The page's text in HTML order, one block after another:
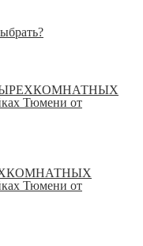
Тюмени от
Тюмени от